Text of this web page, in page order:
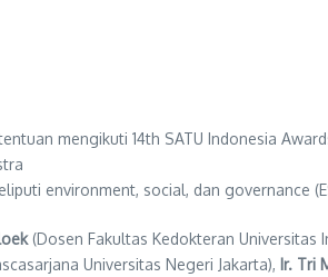
mengikuti 14th SATU Indonesia
environment, social, dan governance
(Dosen Fakultas Kedokteran Universitas
Universitas Negeri Jakarta), Ir. Tri